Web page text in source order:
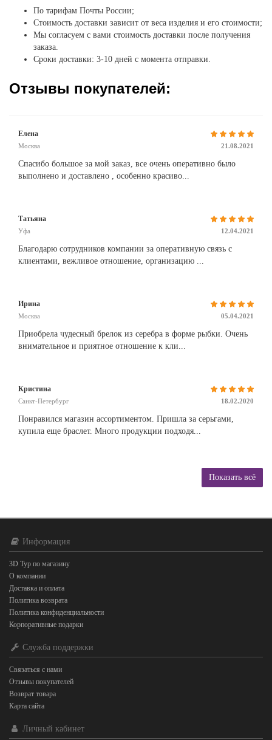
По тарифам Почты России;
Стоимость доставки зависит от веса изделия и его стоимости;
Мы согласуем с вами стоимость доставки после получения
заказа.
Сроки доставки: 3-10 дней с момента отправки.
Отзывы покупателей:
Елена
Москва 21.08.2021
Спасибо большое за мой заказ, все очень оперативно было
выполнено и доставлено , особенно красиво...
Татьяна
Уфа 12.04.2021
Благодарю сотрудников компании за оперативную связь с
клиентами, вежливое отношение, организацию ...
Ирина
Москва 05.04.2021
Приобрела чудесный брелок из серебра в форме рыбки. Очень
внимательное и приятное отношение к кли...
Кристина
Санкт-Петербург 18.02.2020
Понравился магазин ассортиментом. Пришла за серьгами,
купила еще браслет. Много продукции подходя...
Показать всё
Информация
3D Тур по магазину
О компании
Доставка и оплата
Политика возврата
Политика конфиденциальности
Корпоративные подарки
Служба поддержки
Связаться с нами
Отзывы покупателей
Возврат товара
Карта сайта
Личный кабинет